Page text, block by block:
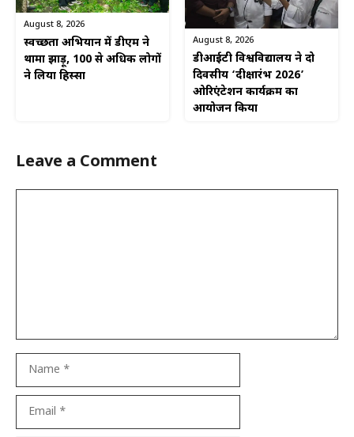
August 8, 2026
स्वच्छता अभियान में डीएम ने
थामा झाड़ू, 100 से अधिक लोगों
ने लिया हिस्सा
August 8, 2026
डीआईटी विश्वविद्यालय ने दो
दिवसीय ‘दीक्षारंभ 2026’
ओरिएंटेशन कार्यक्रम का
आयोजन किया
Leave a Comment